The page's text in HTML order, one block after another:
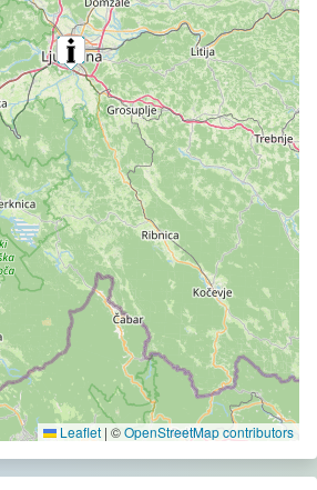
Leaflet | ©OpenStreetMap contributors